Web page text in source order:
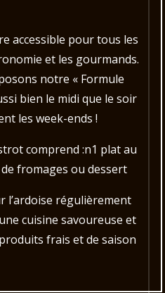
accessible pour tous les
et les gourmands.
notre « Formule
bien le midi que le soir
les week-ends !
comprend :n1 plat au
fromages ou dessert
l’ardoise régulièrement
cuisine savoureuse et
frais et de saison